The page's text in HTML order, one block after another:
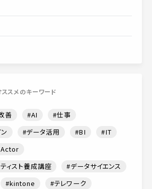
ススメのキーワード
善 AI
仕事
データ活用 BI
IT
ィスト養成講座
データサイエンス
kintone
テレワーク